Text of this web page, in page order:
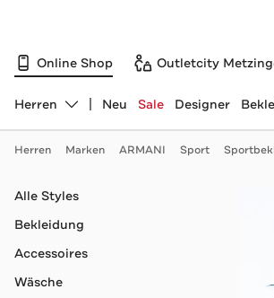
Online Shop Outletcity
Abteilung ändern, ausgewählt:
Herren Neu Sale Designer
Herren Marken ARMANI Sport
Navigation überspringen
Alle Styles
Bekleidung
Accessoires
Wäsche